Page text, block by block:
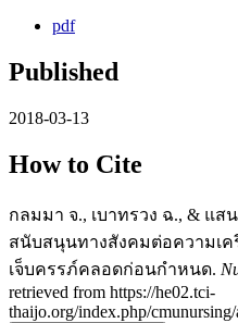
pdf
Published
2018-03-13
How to Cite
กลมมา จ., เบาทรวง ฉ., & แส
สนับสนุนทางสังคมต่อความเ
เจ็บครรภ์คลอดก่อนกำหนด.
retrieved from https://he02.tci-
thaijo.org/index.php/